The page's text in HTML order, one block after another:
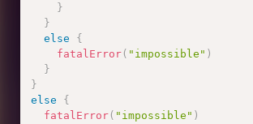
}
}
else
{
fatalError( "impossible" )
}
}
else
{
fatalError( "impossible" )